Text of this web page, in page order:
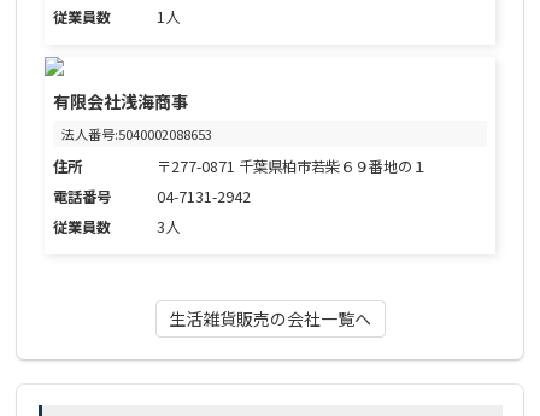
従業員数
1人
有限会社浅海商事
法人番号:5040002088653
住所
〒277-0871 千葉県柏市若柴６９番地の１
電話番号
04-7131-2942
従業員数
3人
生活雑貨販売の会社一覧へ